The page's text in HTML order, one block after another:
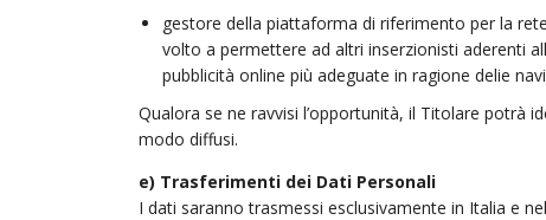
gestore della piattaforma di riferimento per la
volto a permettere ad altri inserzionisti aderenti
pubblicità online più adeguate in ragione delie
Qualora se ne ravvisi l’opportunità, il Titolare potrà
modo diffusi.
e) Trasferimenti dei Dati Personali
I dati saranno trasmessi esclusivamente in Italia e